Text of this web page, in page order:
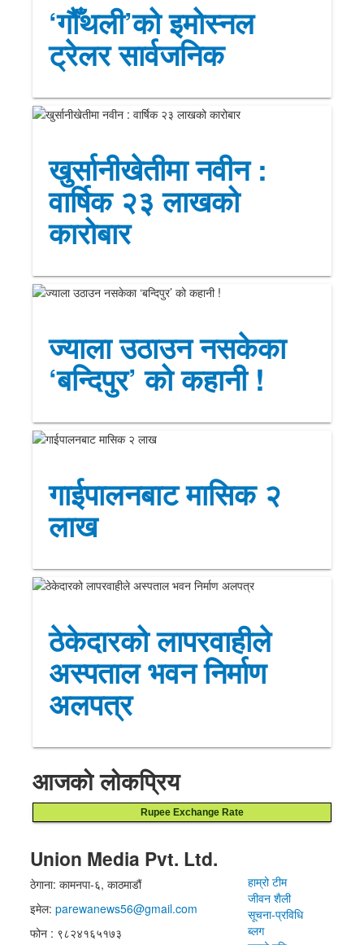
‘गौँथली’को इमोस्नल
ट्रेलर सार्वजनिक
खुर्सानीखेतीमा नवीन :
वार्षिक २३ लाखको
कारोबार
ज्याला उठाउन नसकेका
‘बन्दिपुर’ को कहानी !
गाईपालनबाट मासिक २
लाख
ठेकेदारको लापरवाहीले
अस्पताल भवन निर्माण
अलपत्र
आजको लोकप्रिय
Rupee Exchange Rate
Union Media Pvt. Ltd.
ठेगाना: कामनपा-६, काठमाडौं
इमेल:parewanews56@gmail.com
फोन : ९८२४१६५१७३
हाम्रो टीम
जीवन शैली
सूचना-प्रविधि
ब्लग